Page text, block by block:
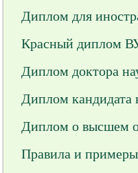
Диплом для
Красный диплом
Диплом доктора
Диплом кандидата
Диплом о высшем
Правила и